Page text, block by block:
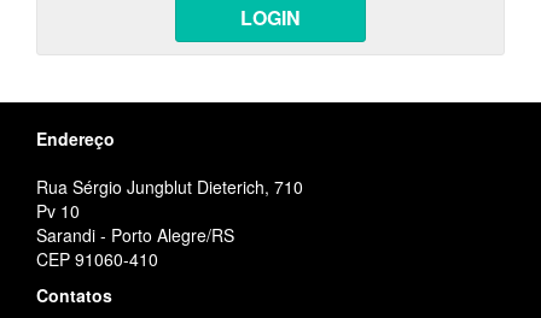
LOGIN
Endereço
Rua Sérgio Jungblut Dieterich, 710
Pv 10
Sarandi - Porto Alegre/RS
CEP 91060-410
Contatos